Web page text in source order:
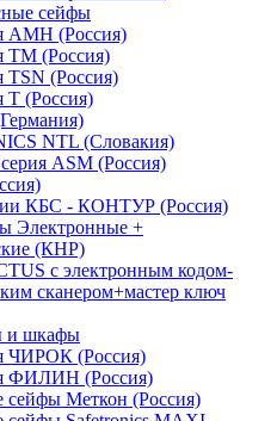
сейфы
AMH (Россия)
TM (Россия)
TSN (Россия)
Т (Россия)
NTL (Словакия)
ASM (Россия)
КБС - КОНТУР (Россия)
Электронные +
(КНР)
с электронным кодом-
сканером+мастер ключ
и шкафы
ЧИРОК (Россия)
ФИЛИН (Россия)
Меткон (Россия)